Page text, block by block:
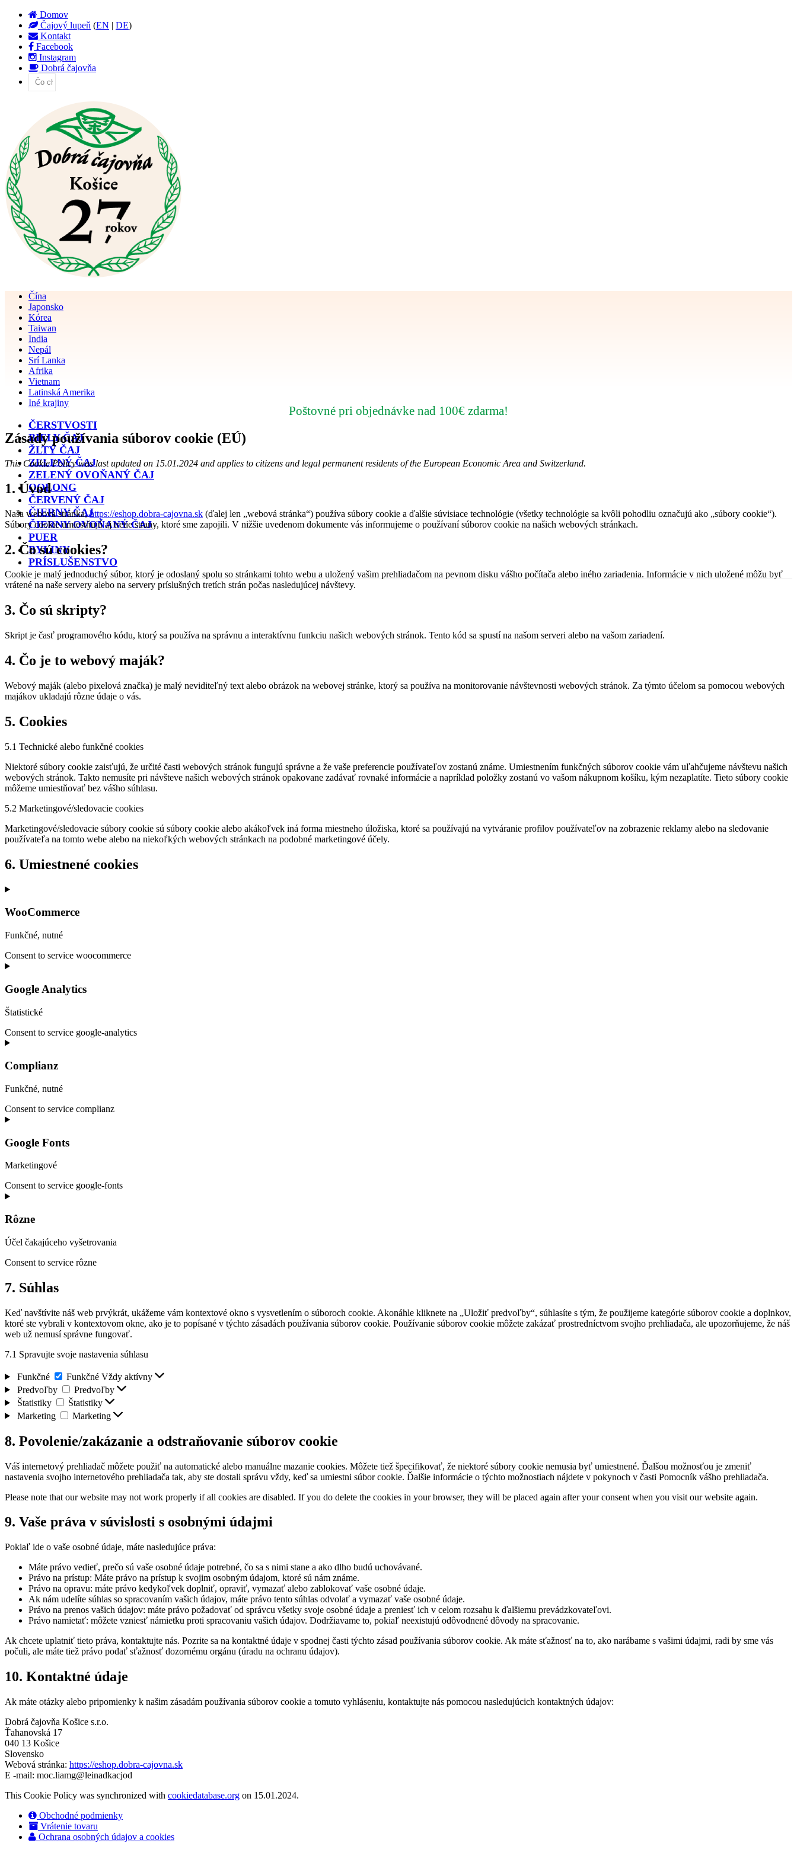
Domov
Čajový lupeň (EN | DE)
Kontakt
Facebook
Instagram
Dobrá čajovňa
Čína
Japonsko
Kórea
Taiwan
India
Nepál
Srí Lanka
Afrika
Vietnam
Latinská Amerika
Iné krajiny
ČERSTVOSTI
BIELY ČAJ
ŽLTÝ ČAJ
ZELENÝ ČAJ
ZELENÝ OVOŇANÝ ČAJ
OOLONG
ČERVENÝ ČAJ
ČIERNY ČAJ
ČIERNY OVOŇANÝ ČAJ
PUER
BYLINY
PRÍSLUŠENSTVO
Poštovné pri objednávke nad 100€ zdarma!
Zásady používania súborov cookie (EÚ)
This Cookie Policy was last updated on 15.01.2024 and applies to citizens and legal permanent residents of the European Economic Area and Switzerland.
1. Úvod
Naša webová stránka,https://eshop.dobra-cajovna.sk (ďalej len „webová stránka“) používa súbory cookie a ďalšie súvisiace technológie (všetky technológie sa kvôli pohodliu označujú ako „súbory cookie“).
Súbory cookie umiestňujú aj tretie strany, ktoré sme zapojili. V nižšie uvedenom dokumente vás informujeme o používaní súborov cookie na našich webových stránkach.
2. Čo sú cookies?
Cookie je malý jednoduchý súbor, ktorý je odoslaný spolu so stránkami tohto webu a uložený vašim prehliadačom na pevnom disku vášho počítača alebo iného zariadenia. Informácie v nich uložené môžu byť
vrátené na naše servery alebo na servery príslušných tretích strán počas nasledujúcej návštevy.
3. Čo sú skripty?
Skript je časť programového kódu, ktorý sa používa na správnu a interaktívnu funkciu našich webových stránok. Tento kód sa spustí na našom serveri alebo na vašom zariadení.
4. Čo je to webový maják?
Webový maják (alebo pixelová značka) je malý neviditeľný text alebo obrázok na webovej stránke, ktorý sa používa na monitorovanie návštevnosti webových stránok. Za týmto účelom sa pomocou webových
majákov ukladajú rôzne údaje o vás.
5. Cookies
5.1 Technické alebo funkčné cookies
Niektoré súbory cookie zaisťujú, že určité časti webových stránok fungujú správne a že vaše preferencie používateľov zostanú známe. Umiestnením funkčných súborov cookie vám uľahčujeme návštevu našich
webových stránok. Takto nemusíte pri návšteve našich webových stránok opakovane zadávať rovnaké informácie a napríklad položky zostanú vo vašom nákupnom košíku, kým nezaplatíte. Tieto súbory cookie
môžeme umiestňovať bez vášho súhlasu.
5.2 Marketingové/sledovacie cookies
Marketingové/sledovacie súbory cookie sú súbory cookie alebo akákoľvek iná forma miestneho úložiska, ktoré sa používajú na vytváranie profilov používateľov na zobrazenie reklamy alebo na sledovanie
používateľa na tomto webe alebo na niekoľkých webových stránkach na podobné marketingové účely.
6. Umiestnené cookies
WooCommerce
Funkčné, nutné
Consent to service woocommerce
Google Analytics
Štatistické
Consent to service google-analytics
Complianz
Funkčné, nutné
Consent to service complianz
Google Fonts
Marketingové
Consent to service google-fonts
Rôzne
Účel čakajúceho vyšetrovania
Consent to service rôzne
7. Súhlas
Keď navštívite náš web prvýkrát, ukážeme vám kontextové okno s vysvetlením o súboroch cookie. Akonáhle kliknete na „Uložiť predvoľby“, súhlasíte s tým, že použijeme kategórie súborov cookie a doplnkov,
ktoré ste vybrali v kontextovom okne, ako je to popísané v týchto zásadách používania súborov cookie. Používanie súborov cookie môžete zakázať prostredníctvom svojho prehliadača, ale upozorňujeme, že náš
web už nemusí správne fungovať.
7.1 Spravujte svoje nastavenia súhlasu
Funkčné Funkčné Vždy aktívny
Predvoľby
Predvoľby
Štatistiky
Štatistiky
Marketing
Marketing
8. Povolenie/zakázanie a odstraňovanie súborov cookie
Váš internetový prehliadač môžete použiť na automatické alebo manuálne mazanie cookies. Môžete tiež špecifikovať, že niektoré súbory cookie nemusia byť umiestnené. Ďalšou možnosťou je zmeniť
nastavenia svojho internetového prehliadača tak, aby ste dostali správu vždy, keď sa umiestni súbor cookie. Ďalšie informácie o týchto možnostiach nájdete v pokynoch v časti Pomocník vášho prehliadača.
Please note that our website may not work properly if all cookies are disabled. If you do delete the cookies in your browser, they will be placed again after your consent when you visit our website again.
9. Vaše práva v súvislosti s osobnými údajmi
Pokiaľ ide o vaše osobné údaje, máte nasledujúce práva:
Máte právo vedieť, prečo sú vaše osobné údaje potrebné, čo sa s nimi stane a ako dlho budú uchovávané.
Právo na prístup: Máte právo na prístup k svojim osobným údajom, ktoré sú nám známe.
Právo na opravu: máte právo kedykoľvek doplniť, opraviť, vymazať alebo zablokovať vaše osobné údaje.
Ak nám udelíte súhlas so spracovaním vašich údajov, máte právo tento súhlas odvolať a vymazať vaše osobné údaje.
Právo na prenos vašich údajov: máte právo požadovať od správcu všetky svoje osobné údaje a preniesť ich v celom rozsahu k ďalšiemu prevádzkovateľovi.
Právo namietať: môžete vzniesť námietku proti spracovaniu vašich údajov. Dodržiavame to, pokiaľ neexistujú odôvodnené dôvody na spracovanie.
Ak chcete uplatniť tieto práva, kontaktujte nás. Pozrite sa na kontaktné údaje v spodnej časti týchto zásad používania súborov cookie. Ak máte sťažnosť na to, ako narábame s vašimi údajmi, radi by sme vás
počuli, ale máte tiež právo podať sťažnosť dozornému orgánu (úradu na ochranu údajov).
10. Kontaktné údaje
Ak máte otázky alebo pripomienky k našim zásadám používania súborov cookie a tomuto vyhláseniu, kontaktujte nás pomocou nasledujúcich kontaktných údajov:
Dobrá čajovňa Košice s.r.o.
Ťahanovská 17
040 13 Košice
Slovensko
Webová stránka: https://eshop.dobra-cajovna.sk
E -mail: moc.liamg@leinadkacjod
This Cookie Policy was synchronized with cookiedatabase.org on 15.01.2024.
Obchodné podmienky
Vrátenie tovaru
Ochrana osobných údajov a cookies